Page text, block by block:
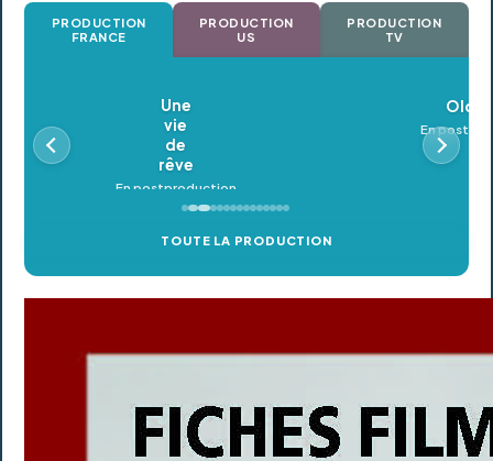
PRODUCTION
FRANCE
PRODUCTION
US
PRODUCTION
TV
Oldeupe
En postproduction
TOUTE LA PRODUCTION